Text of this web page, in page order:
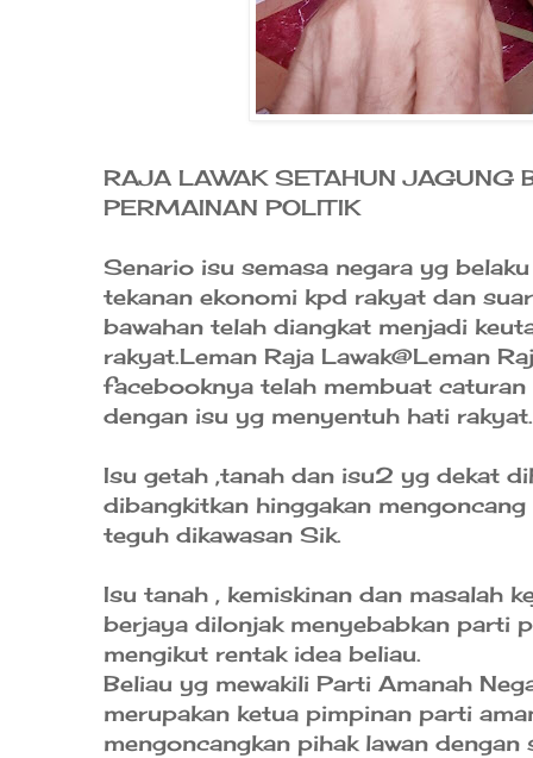
RAJA LAWAK SETAHUN JAGUNG
PERMAINAN POLITIK
Senario isu semasa negara yg
tekanan ekonomi kpd rakyat dan
bawahan telah diangkat menjadi
rakyat.Leman Raja Lawak@Leman
facebooknya telah membuat
dengan isu yg menyentuh hati rakyat.
Isu getah ,tanah dan isu2 yg dekat
dibangkitkan hinggakan
teguh dikawasan Sik.
Isu tanah , kemiskinan dan masalah
berjaya dilonjak menyebabkan parti
mengikut rentak idea beliau.
Beliau yg mewakili Parti Amanah
merupakan ketua pimpinan parti
mengoncangkan pihak lawan